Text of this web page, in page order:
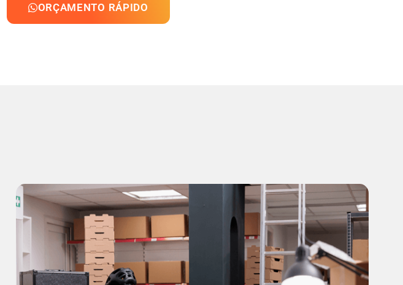
ORÇAMENTO RÁPIDO